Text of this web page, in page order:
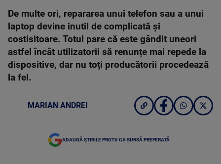
De multe ori, repararea unui telefon sau a unui
laptop devine inutil de complicată și
costisitoare. Totul pare că este gândit uneori
astfel încât utilizatorii să renunțe mai repede la
dispositive, dar nu toți producătorii procedează
la fel.
MARIAN ANDREI
ADAUGĂ ȘTIRILE PROTV CA SURSĂ PREFERATĂ